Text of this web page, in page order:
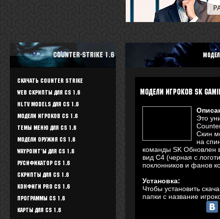
Counter-Strike 1.6
Скачать Counter Strike
WEB скрипты для CS 1.6
HLTV Models для CS 1.6
Модели игроков CS 1.6
Темы меню для CS 1.6
Модели оружия CS 1.6
Waypoint'ы для CS 1.6
Русификатор CS 1.6
Скрипты для CS 1.6
Конфиги Pro CS 1.6
Программы CS 1.6
Карты для CS 1.6
модели игроков sk
Это
Скин
на
команды SK Обновлен
вид C4 (черная с
поклонников и фанов
Установка:
Чтобы установить
папки с название